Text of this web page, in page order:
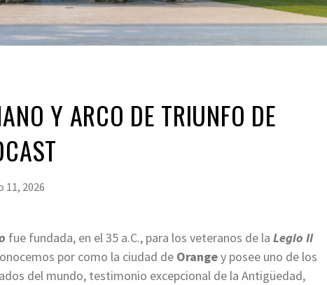
Y ARCO DE TRIUNFO DE
11, 2026
fue fundada, en el 35 a.C., para los veteranos de la Legio II
por como la ciudad de Orangey posee uno de los
del mundo, testimonio excepcional de la Antigüedad,